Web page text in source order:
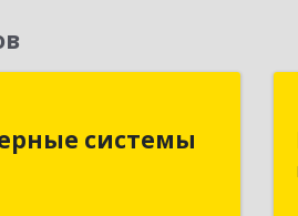
системы
Респ, Казань г,